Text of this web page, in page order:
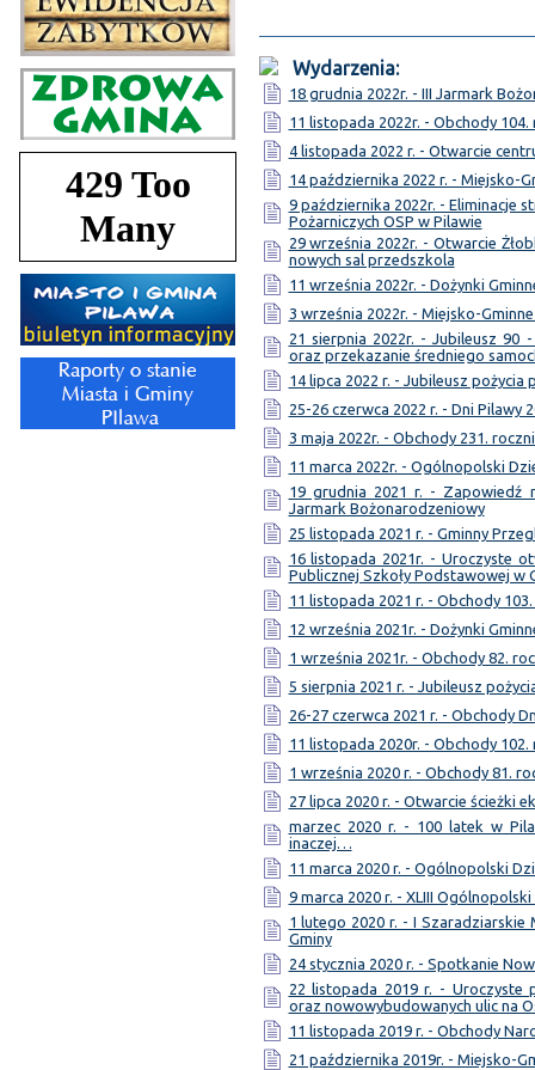
Wydarzenia:
18 grudnia 2022r. - III Jarmark
11 listopada 2022r. - Obchody
4 listopada 2022 r. - Otwarcie
14 października 2022 r. - Miejsko-
9 października 2022r. - Eliminacje
Pożarniczych OSP w Pilawie
29 września 2022r. - Otwarcie
nowych sal przedszkola
11 września 2022r. - Dożynki
3 września 2022r. - Miejsko-
21 sierpnia 2022r. - Jubileusz 90
oraz przekazanie średniego
14 lipca 2022 r. - Jubileusz pożycia
25-26 czerwca 2022 r. - Dni Pilawy
3 maja 2022r. - Obchody 231.
11 marca 2022r. - Ogólnopolski
19 grudnia 2021 r. - Zapowiedź
Jarmark Bożonarodzeniowy
25 listopada 2021 r. - Gminny
16 listopada 2021r. - Uroczyste
Publicznej Szkoły Podstawowej w
11 listopada 2021 r. - Obchody
12 września 2021r. - Dożynki
1 września 2021r. - Obchody 82.
5 sierpnia 2021 r. - Jubileusz
26-27 czerwca 2021 r. - Obchody
11 listopada 2020r. - Obchody
1 września 2020 r. - Obchody 81.
27 lipca 2020 r. - Otwarcie ścieżki
marzec 2020 r. - 100 latek w
inaczej…
11 marca 2020 r. - Ogólnopolski
9 marca 2020 r. - XLIII
1 lutego 2020 r. - I
Gminy
24 stycznia 2020 r. - Spotkanie
22 listopada 2019 r. - Uroczyste
oraz nowowybudowanych ulic na
11 listopada 2019 r. - Obchody
21 października 2019r. - Miejsko-